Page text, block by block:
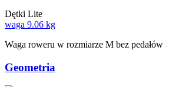
Dętki Lite
waga 9.06 kg
Waga roweru w rozmiarze M bez pedałów
Geometria